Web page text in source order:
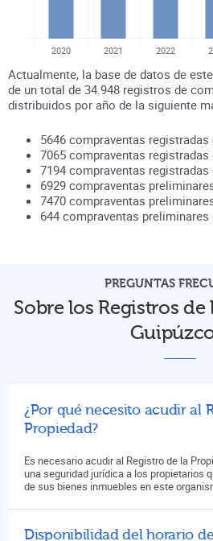
2020 2021 2022
Actualmente, la base de datos de
de un total de 34.948 registros de
distribuidos por año de la siguiente
5646 compraventas registradas
7065 compraventas registradas
7194 compraventas registradas
6929 compraventas
7470 compraventas
644 compraventas preliminares
PREGUNTAS
Sobre los Registros
¿Por qué necesito acudir al
Propiedad?
Es necesario acudir al Registro de la
una seguridad jurídica a los propietarios
de sus bienes inmuebles en este
Disponibilidad del horario